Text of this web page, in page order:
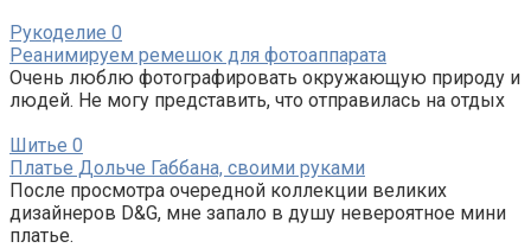
Рукоделие 0
Реанимируем ремешок для фотоаппарата
Очень люблю фотографировать окружающую природу и
людей. Не могу представить, что отправилась на отдых
Шитье 0
Платье Дольче Габбана, своими руками
После просмотра очередной коллекции великих
дизайнеров D&G, мне запало в душу невероятное мини
платье.